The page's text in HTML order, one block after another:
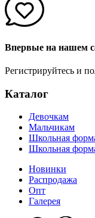
Впервые на нашем
Регистрируйтесь и
Каталог
Девочкам
Мальчикам
Школьная
Школьная
Новинки
Распродажа
Опт
Галерея